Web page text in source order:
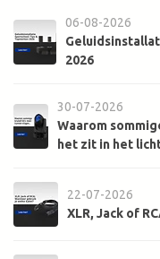
06-08-2026
2026
30-07-2026
Waarom
het zit in het
22-07-2026
XLR, Jack of